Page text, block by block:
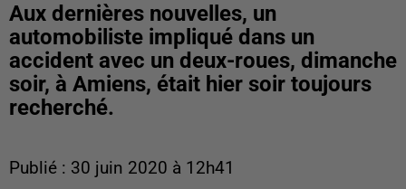
Aux dernières nouvelles, un
automobiliste impliqué dans un
accident avec un deux-roues, dimanche
soir, à Amiens, était hier soir toujours
recherché.
Publié : 30 juin 2020 à 12h41